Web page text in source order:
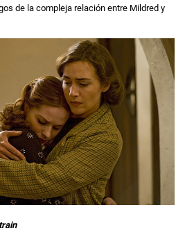
de la compleja relación entre Mildred y